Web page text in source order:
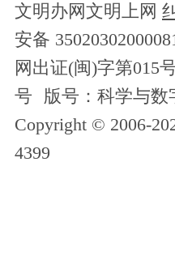
文明办网文明上网
安备
网出证(闽)字第015
号
版号：科学与数
Copyright © 2006-
4399